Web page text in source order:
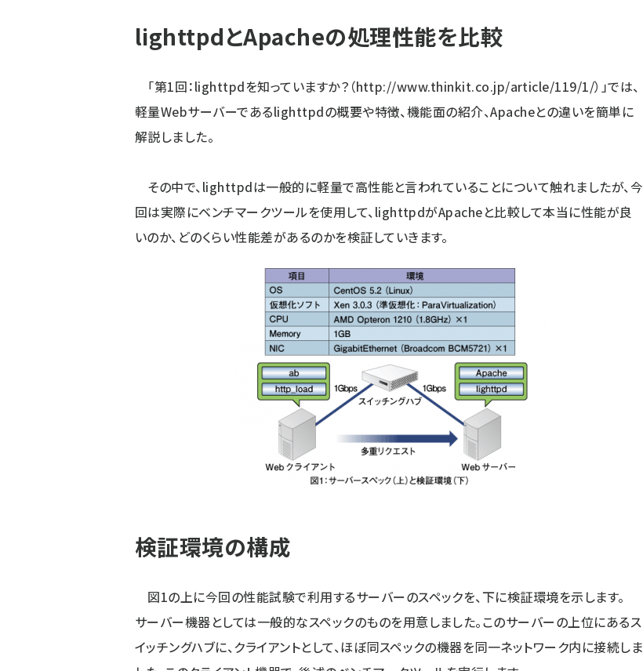
lighttpdとApacheの処理性能を比較
「第1回：lighttpdを知っていますか？（http://www.thinkit.co.jp/article/119/1/）」では、
軽量Webサーバーであるlighttpdの概要や特徴、機能面の紹介、Apacheとの違いを簡単に
解説しました。
その中で、lighttpdは一般的に軽量で高性能と言われていることについて触れましたが、今
回は実際にベンチマークツールを使用して、lighttpdがApacheと比較して本当に性能が良
いのか、どのくらい性能差があるのかを検証していきます。
検証環境の構成
図1の上に今回の性能試験で利用するサーバーのスペックを、下に検証環境を示します。
サーバー機器としては一般的なスペックのものを用意しました。このサーバーの上位にあるス
イッチングハブに、クライアントとして、ほぼ同スペックの機器を同一ネットワーク内に接続しま